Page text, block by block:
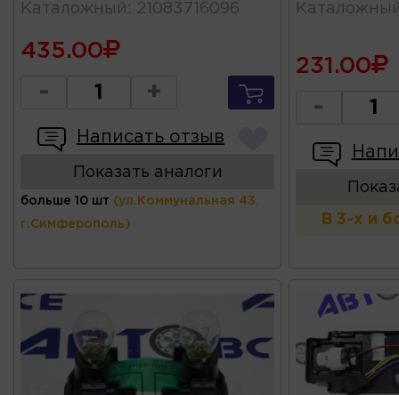
Каталожный : 21083716096
435.00
- +
Написать отзыв
Показать аналоги
больше 10 шт (ул.Коммунальная 43,
г.Симферополь)
231.00
-
В 3-х и